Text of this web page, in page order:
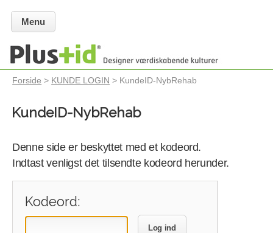
Menu
Forside > KUNDE LOGIN > KundeID-NybRehab
KundeID-NybRehab
Denne side er beskyttet med et kodeord.
Indtast venligst det tilsendte kodeord herunder.
Kodeord:
Log ind